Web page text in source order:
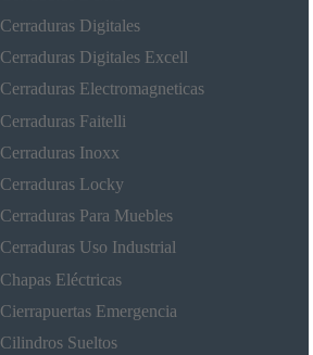
Cerraduras Digitales
Cerraduras Digitales Excell
Cerraduras Electromagneticas
Cerraduras Faitelli
Cerraduras Inoxx
Cerraduras Locky
Cerraduras Para Muebles
Cerraduras Uso Industrial
Chapas Eléctricas
Cierrapuertas Emergencia
Cilindros Sueltos